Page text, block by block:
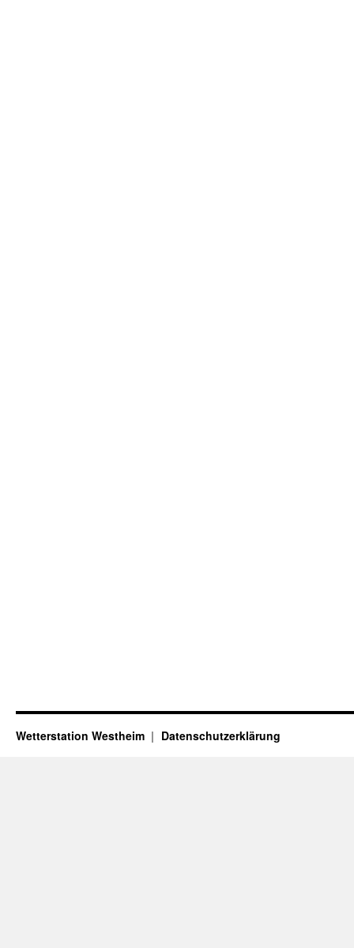
Wetterstation Westheim Datenschutzerklärung